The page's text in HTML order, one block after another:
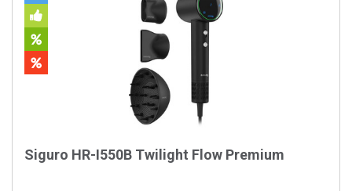
Siguro HR-I550B Twilight Flow Premium